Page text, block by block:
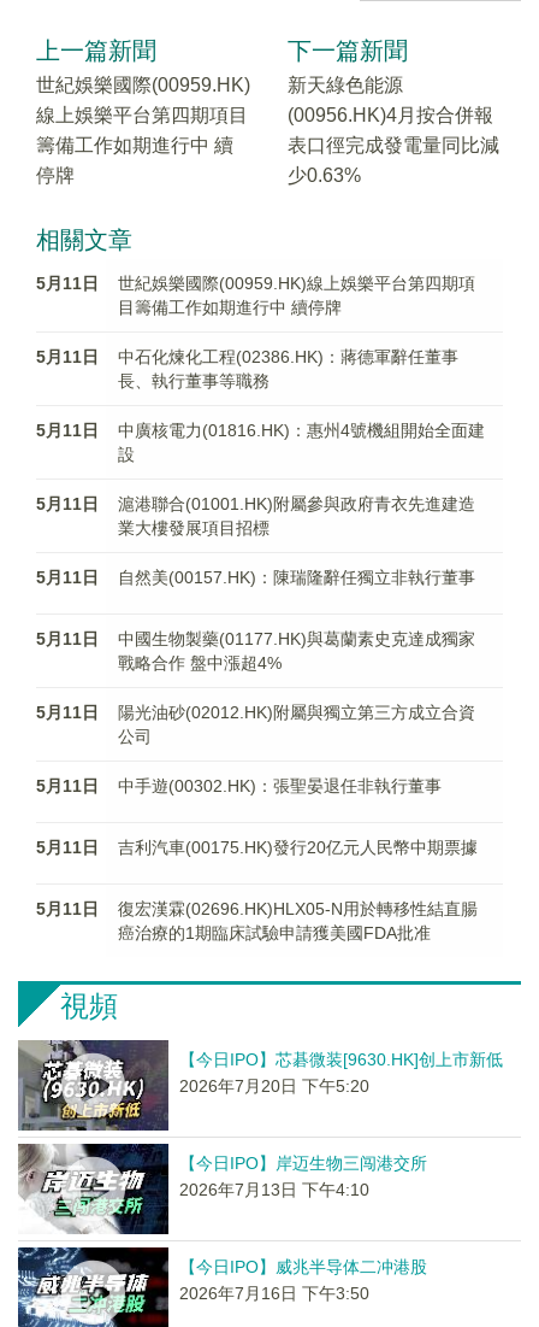
上一篇新聞
世紀娛樂國際(00959.HK)
線上娛樂平台第四期項目
籌備工作如期進行中 續
停牌
下一篇新聞
新天綠色能源
(00956.HK)4月按合併報
表口徑完成發電量同比減
少0.63%
相關文章
5月11日
世紀娛樂國際(00959.HK)線上娛樂平台第四期項
目籌備工作如期進行中 續停牌
5月11日
中石化煉化工程(02386.HK)：蔣德軍辭任董事
長、執行董事等職務
5月11日
中廣核電力(01816.HK)：惠州4號機組開始全面建
設
5月11日
滬港聯合(01001.HK)附屬參與政府青衣先進建造
業大樓發展項目招標
5月11日 自然美(00157.HK)：陳瑞隆辭任獨立非執行董事
5月11日
中國生物製藥(01177.HK)與葛蘭素史克達成獨家
戰略合作 盤中漲超4%
5月11日
陽光油砂(02012.HK)附屬與獨立第三方成立合資
公司
5月11日 中手遊(00302.HK)：張聖晏退任非執行董事
5月11日 吉利汽車(00175.HK)發行20亿元人民幣中期票據
5月11日
復宏漢霖(02696.HK)HLX05-N用於轉移性結直腸
癌治療的1期臨床試驗申請獲美國FDA批准
視頻
【今日IPO】芯碁微装[9630.HK]创上市新低
2026年7月20日 下午5:20
【今日IPO】岸迈生物三闯港交所
2026年7月13日 下午4:10
【今日IPO】威兆半导体二冲港股
2026年7月16日 下午3:50